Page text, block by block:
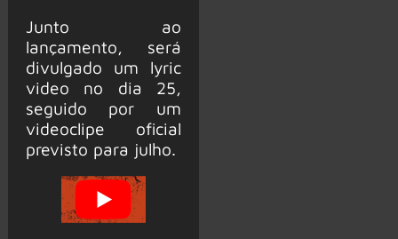
Junto ao
lançamento, será
divulgado um lyric
video no dia 25,
seguido por um
videoclipe oficial
previsto para julho.